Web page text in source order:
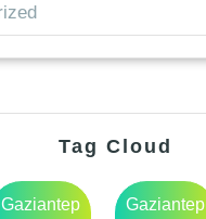
Tag Cloud
Gaziantep
Gaziantep